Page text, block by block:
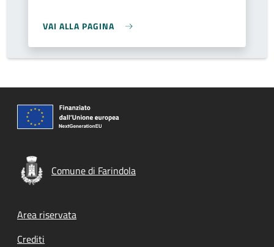
VAI ALLA PAGINA
Comune di Farindola
Footer menu
Area riservata
Crediti